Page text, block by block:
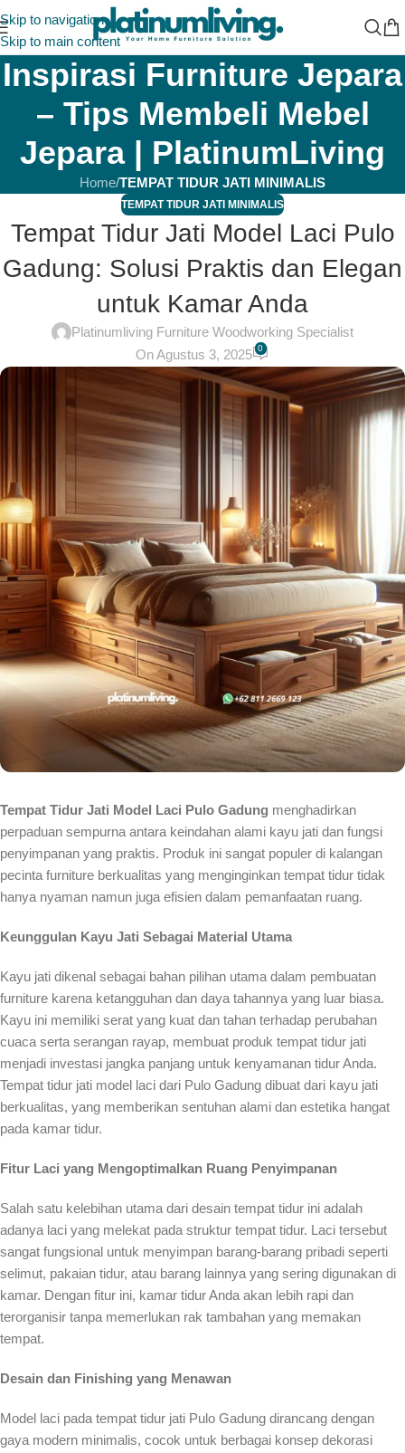
Skip to navigation
Skip to main content
Inspirasi Furniture Jepara
– Tips Membeli Mebel
Jepara | PlatinumLiving
Home/TEMPAT TIDUR JATI MINIMALIS
TEMPAT TIDUR JATI MINIMALIS
Tempat Tidur Jati Model Laci Pulo
Gadung: Solusi Praktis dan Elegan
untuk Kamar Anda
Platinumliving Furniture Woodworking Specialist
On Agustus 3, 2025
0
Tempat Tidur Jati Model Laci Pulo Gadung menghadirkan
perpaduan sempurna antara keindahan alami kayu jati dan fungsi
penyimpanan yang praktis. Produk ini sangat populer di kalangan
pecinta furniture berkualitas yang menginginkan tempat tidur tidak
hanya nyaman namun juga efisien dalam pemanfaatan ruang.
Keunggulan Kayu Jati Sebagai Material Utama
Kayu jati dikenal sebagai bahan pilihan utama dalam pembuatan
furniture karena ketangguhan dan daya tahannya yang luar biasa.
Kayu ini memiliki serat yang kuat dan tahan terhadap perubahan
cuaca serta serangan rayap, membuat produk tempat tidur jati
menjadi investasi jangka panjang untuk kenyamanan tidur Anda.
Tempat tidur jati model laci dari Pulo Gadung dibuat dari kayu jati
berkualitas, yang memberikan sentuhan alami dan estetika hangat
pada kamar tidur.
Fitur Laci yang Mengoptimalkan Ruang Penyimpanan
Salah satu kelebihan utama dari desain tempat tidur ini adalah
adanya laci yang melekat pada struktur tempat tidur. Laci tersebut
sangat fungsional untuk menyimpan barang-barang pribadi seperti
selimut, pakaian tidur, atau barang lainnya yang sering digunakan di
kamar. Dengan fitur ini, kamar tidur Anda akan lebih rapi dan
terorganisir tanpa memerlukan rak tambahan yang memakan
tempat.
Desain dan Finishing yang Menawan
Model laci pada tempat tidur jati Pulo Gadung dirancang dengan
gaya modern minimalis, cocok untuk berbagai konsep dekorasi